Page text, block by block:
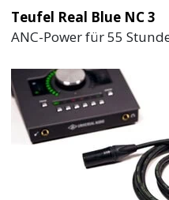
Teufel Real Blue NC 3
ANC-Power für 55